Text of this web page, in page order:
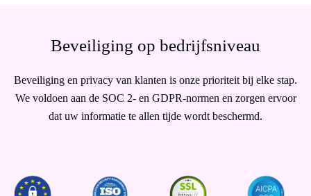
Beveiliging op bedrijfsniveau
Beveiliging en privacy van klanten is onze prioriteit bij elke stap.
We voldoen aan de SOC 2- en GDPR-normen en zorgen ervoor
dat uw informatie te allen tijde wordt beschermd.